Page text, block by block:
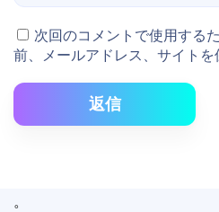
次回のコメントで使用する
前、メールアドレス、サイトを
返信
。